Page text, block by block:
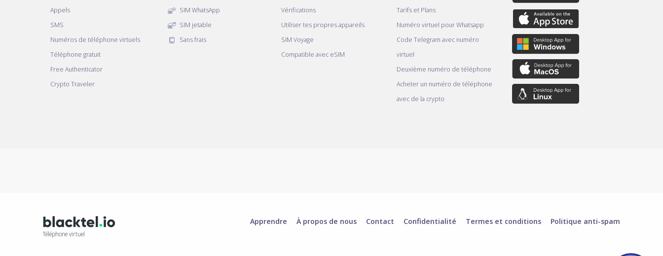
Appels
SMS
Numéros de téléphone virtuels
Téléphone gratuit
Free Authenticator
Crypto Traveler
SIM WhatsApp
SIM jetable
Sans frais
Vérifications
Utiliser tes propres appareils
SIM Voyage
Compatible avec eSIM
Tarifs et Plans
Numéro virtuel pour Whatsapp
Code Telegram avec numéro
virtuel
Deuxième numéro de téléphone
Acheter un numéro de téléphone
avec de la crypto
Téléphone virtuel
Apprendre À propos de nous Contact Confidentialité Termes et conditions Politique anti-spam